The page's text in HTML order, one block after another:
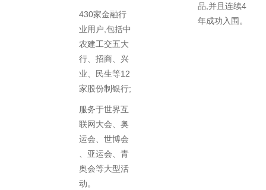
430家金融行
业用户,包括中
农建工交五大
行、招商、兴
业、民生等12
家股份制银行;
服务于世界互
联网大会、奥
运会、世博会
、亚运会、青
奥会等大型活
动。
品,并且连续4
年成功入围。